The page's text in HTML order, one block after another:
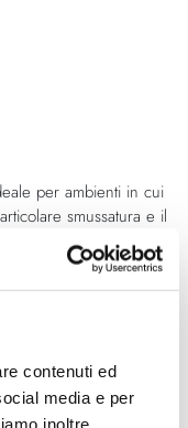
contenuti ed
media e per
inoltre
per ambienti in cui
smussatura e il
apparecchio capace
di qualità. La lampada
nella versione
è possibile regolare